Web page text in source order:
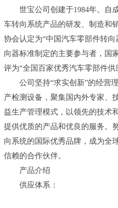
世宝公司创建于1984年。自
车转向系统产品的研发、制造和
协会认定为“中国汽车零部件转
向器标准制定的主要参与者，国
评为“全国百家优秀汽车零部件供
公司坚持“求实创新”的经营
产检测设备，聚集国内外专家、
益生产管理模式，以领先的技术
提供优质的产品和优良的服务。
向系统的国际优秀品牌，成为全
信赖的合作伙伴。
产品介绍
供应体系：